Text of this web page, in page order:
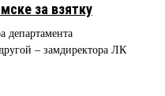
за взятку
департамента
– замдиректора ЛК